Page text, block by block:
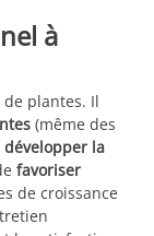
à
plantes. Il
(même des
développer la
favoriser
de croissance